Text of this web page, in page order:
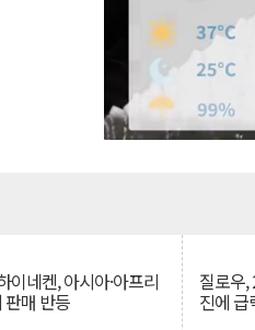
이네켄, 아시아·아프리
판매 반등
질로우,
진에 급